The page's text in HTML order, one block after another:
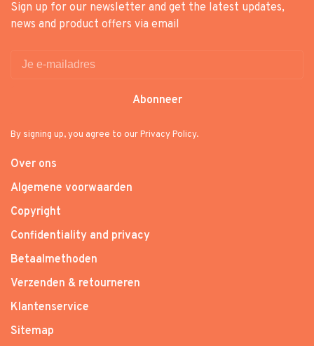
Sign up for our newsletter and get the latest updates,
news and product offers via email
Abonneer
By signing up, you agree to our Privacy Policy.
Over ons
Algemene voorwaarden
Copyright
Confidentiality and privacy
Betaalmethoden
Verzenden & retourneren
Klantenservice
Sitemap